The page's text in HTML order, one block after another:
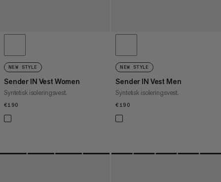
NEW STYLE
Sender IN Vest Women
Syntetisk isoleringsvest.
€190
NEW STYLE
Sender IN Vest Men
Syntetisk isoleringsvest.
€190